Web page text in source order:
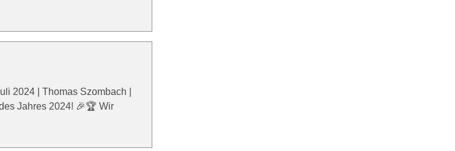
2024 | Thomas Szombach |
Jahres 2024! 🎉🏆 Wir